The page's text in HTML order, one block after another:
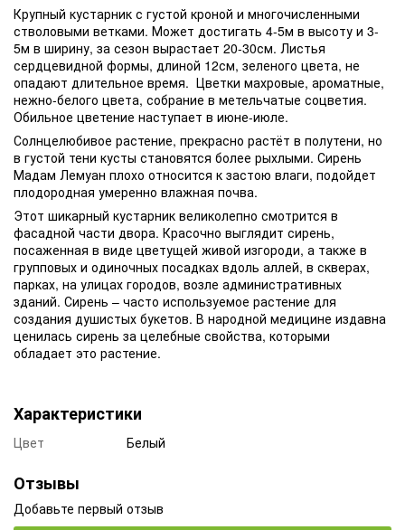
Крупный кустарник с густой кроной и многочисленными
стволовыми ветками. Может достигать 4-5м в высоту и 3-
5м в ширину, за сезон вырастает 20-30см. Листья
сердцевидной формы, длиной 12см, зеленого цвета, не
опадают длительное время. Цветки махровые, ароматные,
нежно-белого цвета, собрание в метельчатые соцветия.
Обильное цветение наступает в июне-июле.
Солнцелюбивое растение, прекрасно растёт в полутени, но
в густой тени кусты становятся более рыхлыми. Сирень
Мадам Лемуан плохо относится к застою влаги, подойдет
плодородная умеренно влажная почва.
Этот шикарный кустарник великолепно смотрится в
фасадной части двора. Красочно выглядит сирень,
посаженная в виде цветущей живой изгороди, а также в
групповых и одиночных посадках вдоль аллей, в скверах,
парках, на улицах городов, возле административных
зданий. Сирень – часто используемое растение для
создания душистых букетов. В народной медицине издавна
ценилась сирень за целебные свойства, которыми
обладает это растение.
Характеристики
Цвет Белый
Отзывы
Добавьте первый отзыв